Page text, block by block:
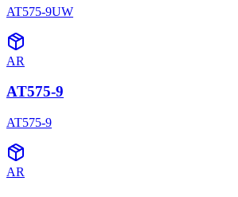
AT575-9UW
AR
AT575-9
AT575-9
AR